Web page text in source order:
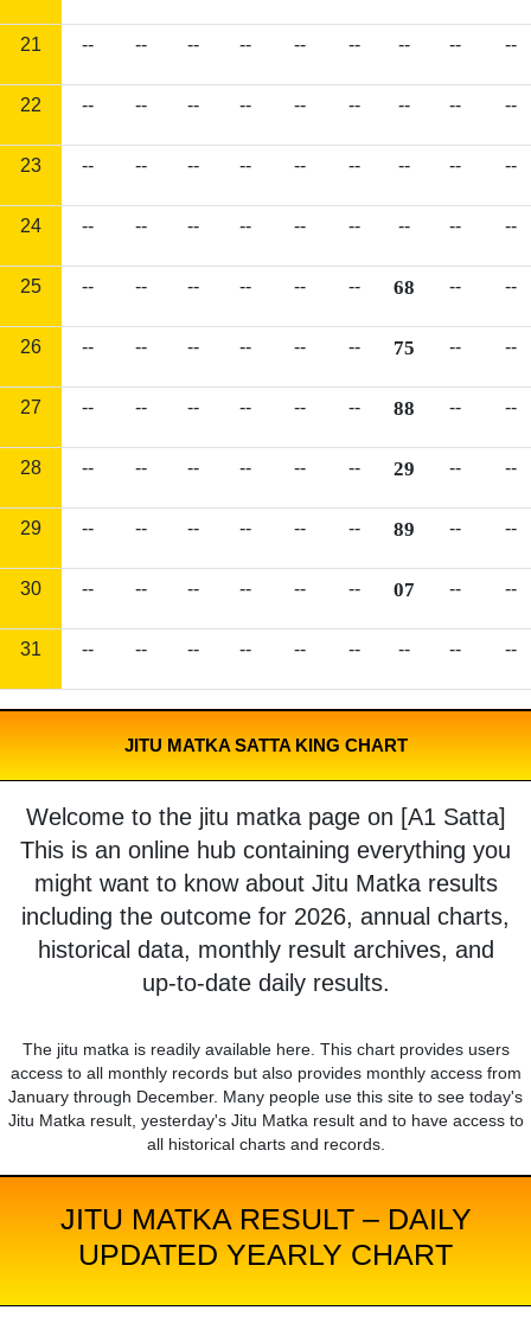
21 -- -- -- -- -- -- -- -- --
22 -- -- -- -- -- -- -- -- --
23 -- -- -- -- -- -- -- -- --
24 -- -- -- -- -- -- -- -- --
25 -- -- -- -- -- -- 68 -- --
26 -- -- -- -- -- -- 75 -- --
27 -- -- -- -- -- -- 88 -- --
28 -- -- -- -- -- -- 29 -- --
29 -- -- -- -- -- -- 89 -- --
30 -- -- -- -- -- -- 07 -- --
31 -- -- -- -- -- -- -- -- --
JITU MATKA SATTA KING CHART
Welcome to the jitu matka page on [A1 Satta]
This is an online hub containing everything you
might want to know about Jitu Matka results
including the outcome for 2026, annual charts,
historical data, monthly result archives, and
up-to-date daily results.
The jitu matka is readily available here. This chart provides users
access to all monthly records but also provides monthly access from
January through December. Many people use this site to see today's
Jitu Matka result, yesterday's Jitu Matka result and to have access to
all historical charts and records.
JITU MATKA RESULT – DAILY
UPDATED YEARLY CHART